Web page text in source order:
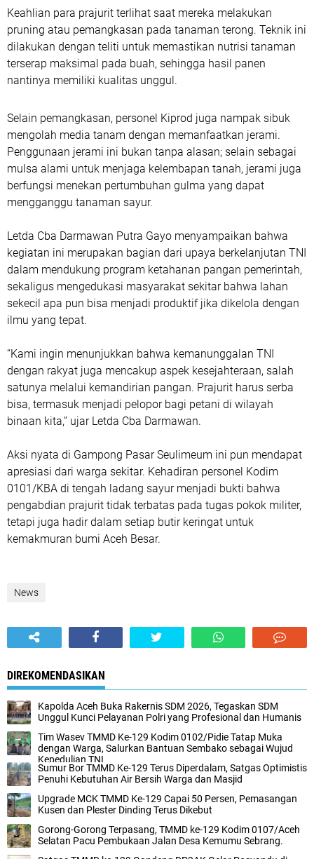
Keahlian para prajurit terlihat saat mereka melakukan
pruning atau pemangkasan pada tanaman terong. Teknik ini
dilakukan dengan teliti untuk memastikan nutrisi tanaman
terserap maksimal pada buah, sehingga hasil panen
nantinya memiliki kualitas unggul.
Selain pemangkasan, personel Kiprod juga nampak sibuk
mengolah media tanam dengan memanfaatkan jerami.
Penggunaan jerami ini bukan tanpa alasan; selain sebagai
mulsa alami untuk menjaga kelembapan tanah, jerami juga
berfungsi menekan pertumbuhan gulma yang dapat
mengganggu tanaman sayur.
Letda Cba Darmawan Putra Gayo menyampaikan bahwa
kegiatan ini merupakan bagian dari upaya berkelanjutan TNI
dalam mendukung program ketahanan pangan pemerintah,
sekaligus mengedukasi masyarakat sekitar bahwa lahan
sekecil apa pun bisa menjadi produktif jika dikelola dengan
ilmu yang tepat.
“Kami ingin menunjukkan bahwa kemanunggalan TNI
dengan rakyat juga mencakup aspek kesejahteraan, salah
satunya melalui kemandirian pangan. Prajurit harus serba
bisa, termasuk menjadi pelopor bagi petani di wilayah
binaan kita,” ujar Letda Cba Darmawan.
Aksi nyata di Gampong Pasar Seulimeum ini pun mendapat
apresiasi dari warga sekitar. Kehadiran personel Kodim
0101/KBA di tengah ladang sayur menjadi bukti bahwa
pengabdian prajurit tidak terbatas pada tugas pokok militer,
tetapi juga hadir dalam setiap butir keringat untuk
kemakmuran bumi Aceh Besar.
News
DIREKOMENDASIKAN
Kapolda Aceh Buka Rakernis SDM 2026, Tegaskan SDM
Unggul Kunci Pelayanan Polri yang Profesional dan Humanis
Tim Wasev TMMD Ke-129 Kodim 0102/Pidie Tatap Muka
dengan Warga, Salurkan Bantuan Sembako sebagai Wujud
Kepedulian TNI
Sumur Bor TMMD Ke-129 Terus Diperdalam, Satgas Optimistis
Penuhi Kebutuhan Air Bersih Warga dan Masjid
Upgrade MCK TMMD Ke-129 Capai 50 Persen, Pemasangan
Kusen dan Plester Dinding Terus Dikebut
Gorong-Gorong Terpasang, TMMD ke-129 Kodim 0107/Aceh
Selatan Pacu Pembukaan Jalan Desa Kemumu Sebrang.